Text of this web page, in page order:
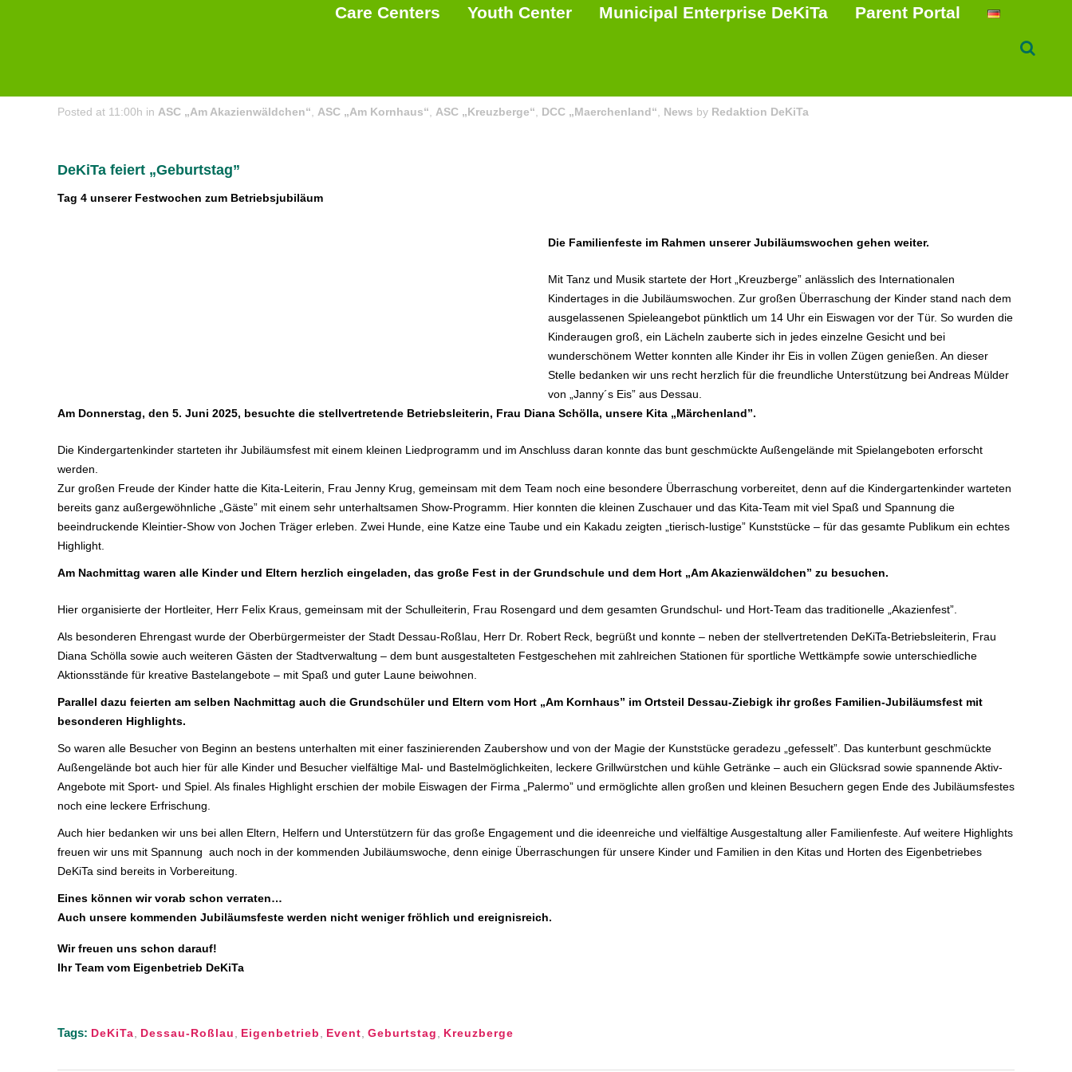
Care Centers Youth Center Municipal Enterprise DeKiTa Parent Portal
Posted at 11:00h in ASC „Am Akazienwäldchen“ ASC „Am Kornhaus“ ASC „Kreuzberge“ DCC „Maerchenland“ News by Redaktion DeKiTa
DeKiTa feiert „Geburtstag”
Tag 4 unserer Festwochen zum Betriebsjubiläum
Die Familienfeste im Rahmen unserer Jubiläumswochen gehen weiter.
Mit Tanz und Musik startete der Hort „Kreuzberge” anlässlich des Internationalen
Kindertages in die Jubiläumswochen. Zur großen Überraschung der Kinder stand nach dem
ausgelassenen Spieleangebot pünktlich um 14 Uhr ein Eiswagen vor der Tür. So wurden die
Kinderaugen groß, ein Lächeln zauberte sich in jedes einzelne Gesicht und bei
wunderschönem Wetter konnten alle Kinder ihr Eis in vollen Zügen genießen. An dieser
Stelle bedanken wir uns recht herzlich für die freundliche Unterstützung bei Andreas Mülder
von „Janny´s Eis” aus Dessau.
Am Donnerstag, den 5. Juni 2025, besuchte die stellvertretende Betriebsleiterin, Frau Diana Schölla, unsere Kita „Märchenland”.
Die Kindergartenkinder starteten ihr Jubiläumsfest mit einem kleinen Liedprogramm und im Anschluss daran konnte das bunt geschmückte Außengelände mit Spielangeboten erforscht
werden.
Zur großen Freude der Kinder hatte die Kita-Leiterin, Frau Jenny Krug, gemeinsam mit dem Team noch eine besondere Überraschung vorbereitet, denn auf die Kindergartenkinder warteten
bereits ganz außergewöhnliche „Gäste” mit einem sehr unterhaltsamen Show-Programm. Hier konnten die kleinen Zuschauer und das Kita-Team mit viel Spaß und Spannung die
beeindruckende Kleintier-Show von Jochen Träger erleben. Zwei Hunde, eine Katze eine Taube und ein Kakadu zeigten „tierisch-lustige” Kunststücke – für das gesamte Publikum ein echtes
Highlight.
Am Nachmittag waren alle Kinder und Eltern herzlich eingeladen, das große Fest in der Grundschule und dem Hort „Am Akazienwäldchen” zu besuchen.
Hier organisierte der Hortleiter, Herr Felix Kraus, gemeinsam mit der Schulleiterin, Frau Rosengard und dem gesamten Grundschul- und Hort-Team das traditionelle „Akazienfest”.
Als besonderen Ehrengast wurde der Oberbürgermeister der Stadt Dessau-Roßlau, Herr Dr. Robert Reck, begrüßt und konnte – neben der stellvertretenden DeKiTa-Betriebsleiterin, Frau
Diana Schölla sowie auch weiteren Gästen der Stadtverwaltung – dem bunt ausgestalteten Festgeschehen mit zahlreichen Stationen für sportliche Wettkämpfe sowie unterschiedliche
Aktionsstände für kreative Bastelangebote – mit Spaß und guter Laune beiwohnen.
Parallel dazu feierten am selben Nachmittag auch die Grundschüler und Eltern vom Hort „Am Kornhaus” im Ortsteil Dessau-Ziebigk ihr großes Familien-Jubiläumsfest mit
besonderen Highlights.
So waren alle Besucher von Beginn an bestens unterhalten mit einer faszinierenden Zaubershow und von der Magie der Kunststücke geradezu „gefesselt”. Das kunterbunt geschmückte
Außengelände bot auch hier für alle Kinder und Besucher vielfältige Mal- und Bastelmöglichkeiten, leckere Grillwürstchen und kühle Getränke – auch ein Glücksrad sowie spannende Aktiv-
Angebote mit Sport- und Spiel. Als finales Highlight erschien der mobile Eiswagen der Firma „Palermo” und ermöglichte allen großen und kleinen Besuchern gegen Ende des Jubiläumsfestes
noch eine leckere Erfrischung.
Auch hier bedanken wir uns bei allen Eltern, Helfern und Unterstützern für das große Engagement und die ideenreiche und vielfältige Ausgestaltung aller Familienfeste. Auf weitere Highlights
freuen wir uns mit Spannung auch noch in der kommenden Jubiläumswoche, denn einige Überraschungen für unsere Kinder und Familien in den Kitas und Horten des Eigenbetriebes
DeKiTa sind bereits in Vorbereitung.
Eines können wir vorab schon verraten…
Auch unsere kommenden Jubiläumsfeste werden nicht weniger fröhlich und ereignisreich.
Wir freuen uns schon darauf!
Ihr Team vom Eigenbetrieb DeKiTa
Tags: DeKiTa Dessau-Roßlau Eigenbetrieb Event Geburtstag Kreuzberge